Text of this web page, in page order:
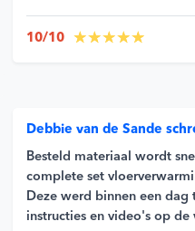
10/10
Debbie van de Sande
Besteld materiaal wordt
complete set
Deze werd binnen een
instructies en video's op de